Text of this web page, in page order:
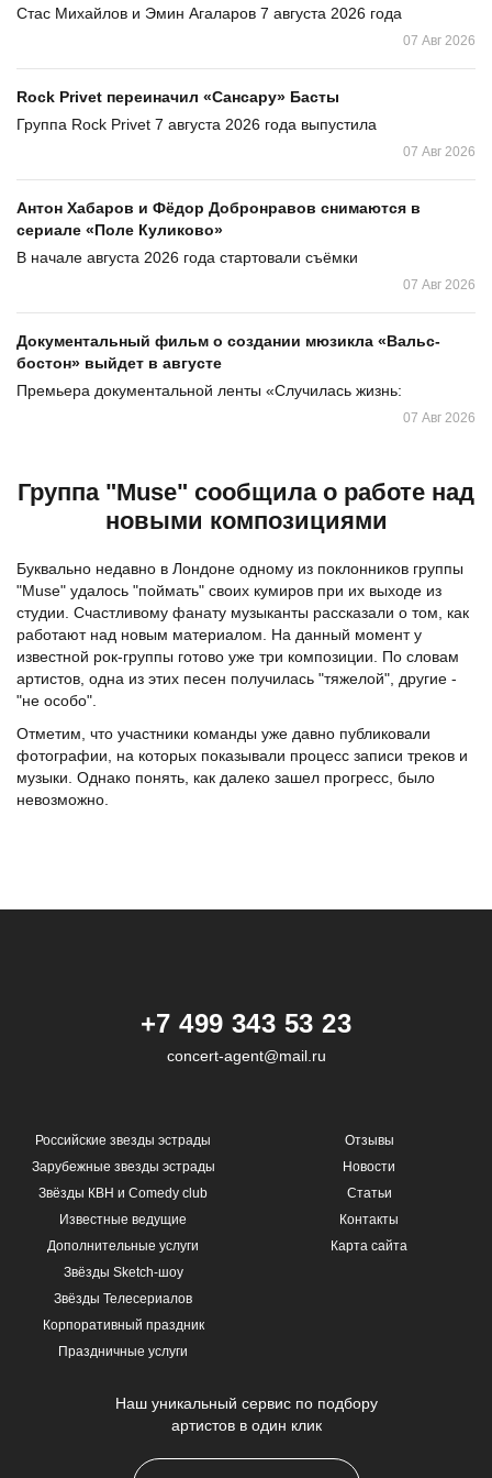
Стас Михайлов и Эмин Агаларов 7 августа 2026 года
07 Авг 2026
Rock Privet переиначил «Сансару» Басты
Группа Rock Privet 7 августа 2026 года выпустила
07 Авг 2026
Антон Хабаров и Фёдор Добронравов снимаются в
сериале «Поле Куликово»
В начале августа 2026 года стартовали съёмки
07 Авг 2026
Документальный фильм о создании мюзикла «Вальс-
бостон» выйдет в августе
Премьера документальной ленты «Случилась жизнь:
07 Авг 2026
Группа "Muse" сообщила о работе над
новыми композициями
Буквально недавно в Лондоне одному из поклонников группы
"Muse" удалось "поймать" своих кумиров при их выходе из
студии. Счастливому фанату музыканты рассказали о том, как
работают над новым материалом. На данный момент у
известной рок-группы готово уже три композиции. По словам
артистов, одна из этих песен получилась "тяжелой", другие -
"не особо".
Отметим, что участники команды уже давно публиковали
фотографии, на которых показывали процесс записи треков и
музыки. Однако понять, как далеко зашел прогресс, было
невозможно.
+7 499 343 53 23
concert-agent@mail.ru
Российские звезды эстрады
Зарубежные звезды эстрады
Звёзды КВН и Comedy club
Известные ведущие
Дополнительные услуги
Звёзды Sketch-шоу
Звёзды Телесериалов
Корпоративный праздник
Праздничные услуги
Отзывы
Новости
Статьи
Контакты
Карта сайта
Наш уникальный сервис по подбору
артистов в один клик